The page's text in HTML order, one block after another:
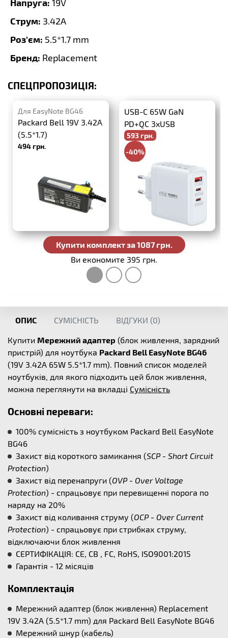
Напруга: 19V
Струм: 3.42A
Роз'єм: 5.5*1.7 mm
Бренд: Replacement
СПЕЦПРОПОЗИЦІЯ:
Для EasyNote BG46
Packard Bell 19V 3.42A
(5.5*1.7)
494 грн.
USB-C 65W GaN
PD+QC 3xUSB
593 грн.
-40%
988 грн.
Купити комплект за 1087 грн.
Ви економите 395 грн.
ОПИС СУМІСНІСТЬ ВІДГУКИ (0)
Купити Мережний адаптер (блок живлення, зарядний
пристрій) для ноутбука Packard Bell EasyNote BG46
(19V 3.42A 65W 5.5*1.7 mm). Повний список моделей
ноутбуків, для якого підходить цей блок живлення,
можна переглянути на вкладці Сумісність
Основні переваги:
100% сумісність з ноутбуком Packard Bell EasyNote
BG46
Захист від короткого замикання (SCP - Short Circuit
Protection)
Захист від перенапруги (OVP - Over Voltage
Protection) - спрацьовує при перевищенні порога по
наряду на 20%
Захист від коливання струму (OCP - Over Current
Protection) - спрацьовує при стрибках струму,
відключаючи блок живлення
СЕРТИФІКАЦІЯ: CE, CB , FC, RoHS, ISO9001:2015
Гарантія - 12 місяців
Комплектація
Мережний адаптер (блок живлення) Replacement
19V 3.42A (5.5*1.7 mm) для Packard Bell EasyNote BG46
Мережний шнур (кабель)